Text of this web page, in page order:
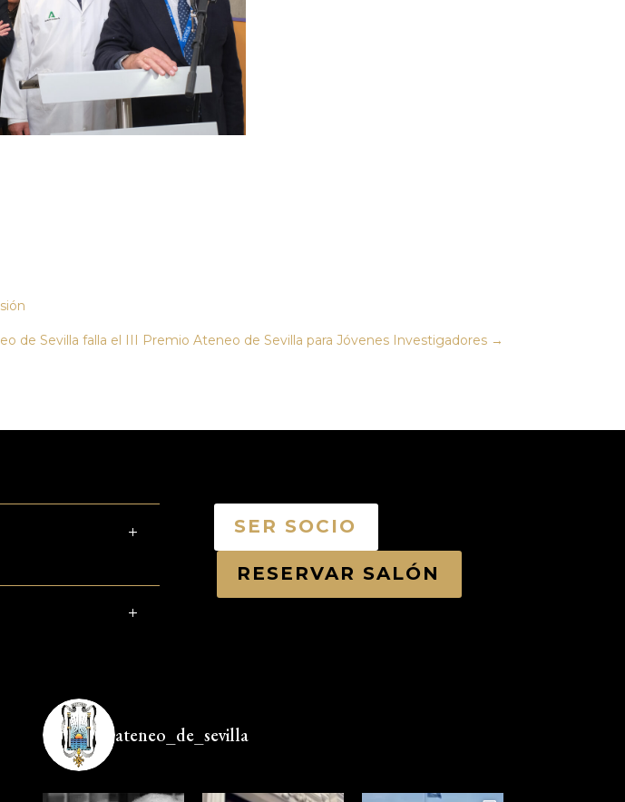
de Sevilla falla el III Premio Ateneo de Sevilla para Jóvenes Investigadores→
SER SOCIO
RESERVAR SALÓN
ateneo_de_sevilla